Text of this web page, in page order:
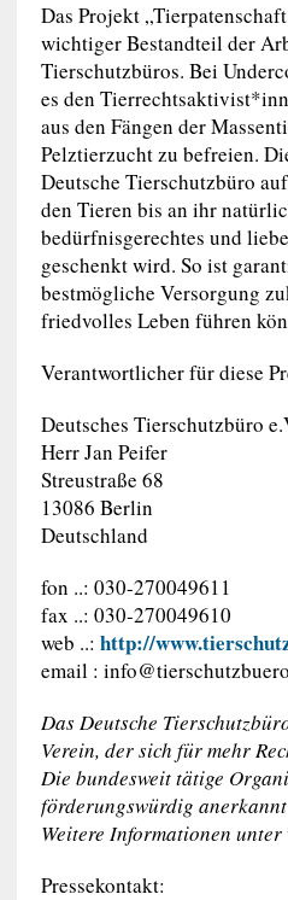
Das Projekt
wichtiger Bestandteil der
Tierschutzbüros. Bei
es den
aus den Fängen der
Pelztierzucht zu befreien.
Deutsche Tierschutzbüro
den Tieren bis an ihr
bedürfnisgerechtes und
geschenkt wird. So ist
bestmögliche Versorgung
friedvolles Leben führen
Verantwortlicher für diese
Deutsches Tierschutzbüro
Herr Jan Peifer
Streustraße 68
13086 Berlin
Deutschland
fon ..: 030-270049611
fax ..: 030-270049610
web ..: http://
email :
Das Deutsche
Verein, der sich für mehr
Die bundesweit tätige
förderungswürdig
Weitere Informationen
Pressekontakt: